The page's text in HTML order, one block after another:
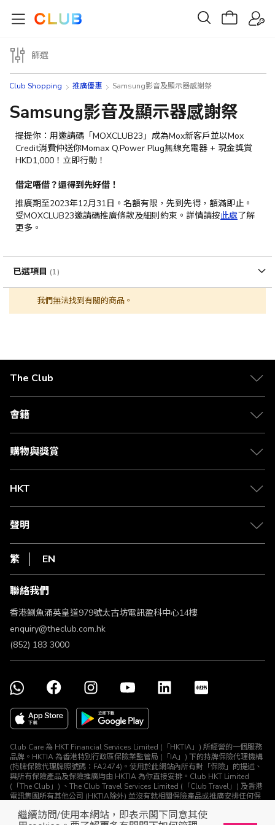
繼續訪問/使用本網站，即表示閣下同意其使
Club Shopping 推廣優惠 Samsung影音及顯示器感謝祭
Samsung影音及顯示器感謝祭
提提你：用邀請碼「MOXCLUB23」成為Mox新客戶並以Mox
Credit消費仲送你Momax Q.Power Plug無線充電器 + 現金獎賞
HKD1,000 ！立即行動！
借定唔借？還得到先好借！
推廣期至2023年12月31日。 名額有限，先到先得，額滿即止。
受MOXCLUB23邀請碼推廣條款及細則約束。詳情請按此處了解
更多 。
我們無法找到有關的商品。
篩選
已選項目
The Club
關於 The Club
合作夥伴
媒體中心
會籍
會籍及專屬禮遇
賺取積分
購物與獎賞
物流與配送
Club Shopping 商品領取站
常見問題
HKT
csl.
1010
HKT
聲明
私隱聲明
使用條款
條款及細則
不歧視及不騷擾聲明
認可牌照及通告
繁 EN
聯絡我們
香港鰂魚涌英皇道979號太古坊電訊盈科中心14樓
enquiry@theclub.com.hk
(852) 183 3000
Club Care 為 HKT Financial Services Limited (「HKTIA」) 所經營的一個服務
品牌。HKTIA 為香港特別行政區保險業監管局 (「IA」) 下的持牌保險代理機構
(持牌保險代理牌照號碼：FA2474)。使用於此網站內所有對「保險」的提述、
與所有保險產品及保險推廣均由 HKTIA 為你直接安排。Club HKT Limited
(「The Club」) 、The Club Travel Services Limited (「Club Travel」) 及香港
電訊集團所有其他公司 (HKTIA除外) 並沒有就相關保險產品或推廣安排任何保
© The Club 2026. 保留所有權利